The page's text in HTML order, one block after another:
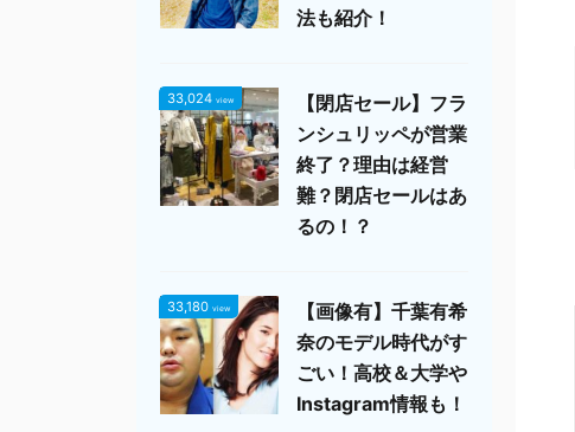
法も紹介！
33,024 view
【閉店セール】フラ
ンシュリッペが営業
終了？理由は経営
難？閉店セールはあ
るの！？
33,180 view
【画像有】千葉有希
奈のモデル時代がす
ごい！高校＆大学や
Instagram情報も！